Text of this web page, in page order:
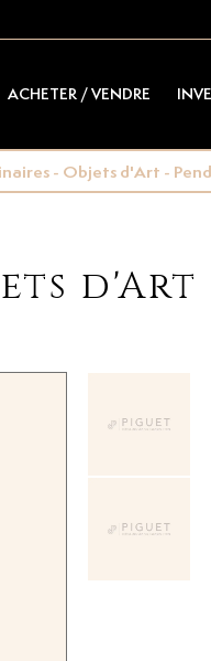
ACHETER / VENDRE
- Objets d'Art -